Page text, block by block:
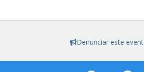
Denunciar este